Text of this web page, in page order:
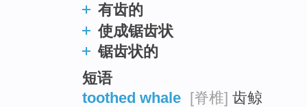
有齿的
使成锯齿状
锯齿状的
短语
toothed whale [脊椎] 齿鲸